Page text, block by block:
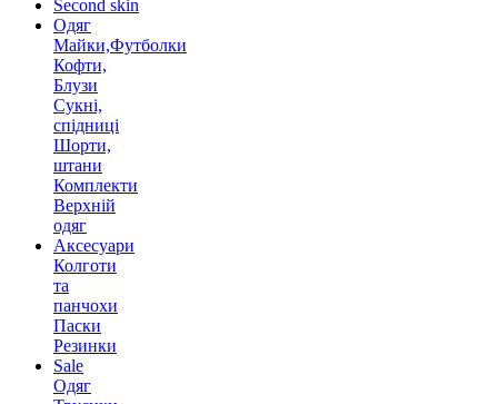
Second skin
Одяг
Майки,Футболки
Кофти,
Блузи
Сукні,
спідниці
Шорти,
штани
Комплекти
Верхній
одяг
Аксесуари
Колготи
та
панчохи
Паски
Резинки
Sale
Одяг